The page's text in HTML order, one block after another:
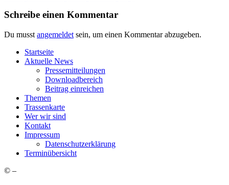
Schreibe einen Kommentar
Du musst angemeldet sein, um einen Kommentar abzugeben.
Start­sei­te
Aktu­el­le News
Pres­se­mit­tei­lun­gen
Down­load­be­reich
Bei­trag einreichen
The­men
Tras­sen­kar­te
Wer wir sind
Kon­takt
Impres­sum
Daten­schutz­er­klä­rung
Ter­min­über­sicht
© –